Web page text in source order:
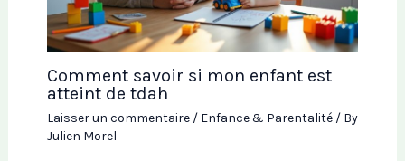
Comment savoir si mon enfant est
atteint de tdah
Laisser un commentaire / Enfance & Parentalité/ By
Julien Morel